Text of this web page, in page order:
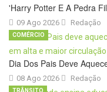
'Harry Potter E A Pedra
09 Ago 2026 Redação
Dia Dos Pais Deve
08 Ago 2026
COMÉRCIO
Redação
TRÂNSITO